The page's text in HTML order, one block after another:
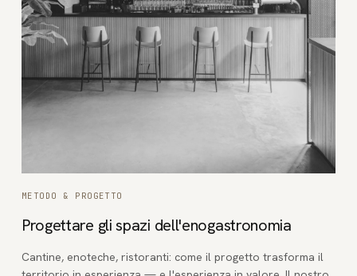
METODO & PROGETTO
Progettare gli spazi dell'enogastronomia
Cantine, enoteche, ristoranti: come il progetto trasforma il